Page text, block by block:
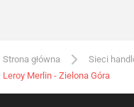
Strona główna Sieci
Leroy Merlin - Zielona Góra